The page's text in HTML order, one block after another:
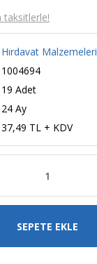
taksitlerle!
Hırdavat Malzemeleri
1004694
19 Adet
24 Ay
37,49 TL + KDV
SEPETE EKLE